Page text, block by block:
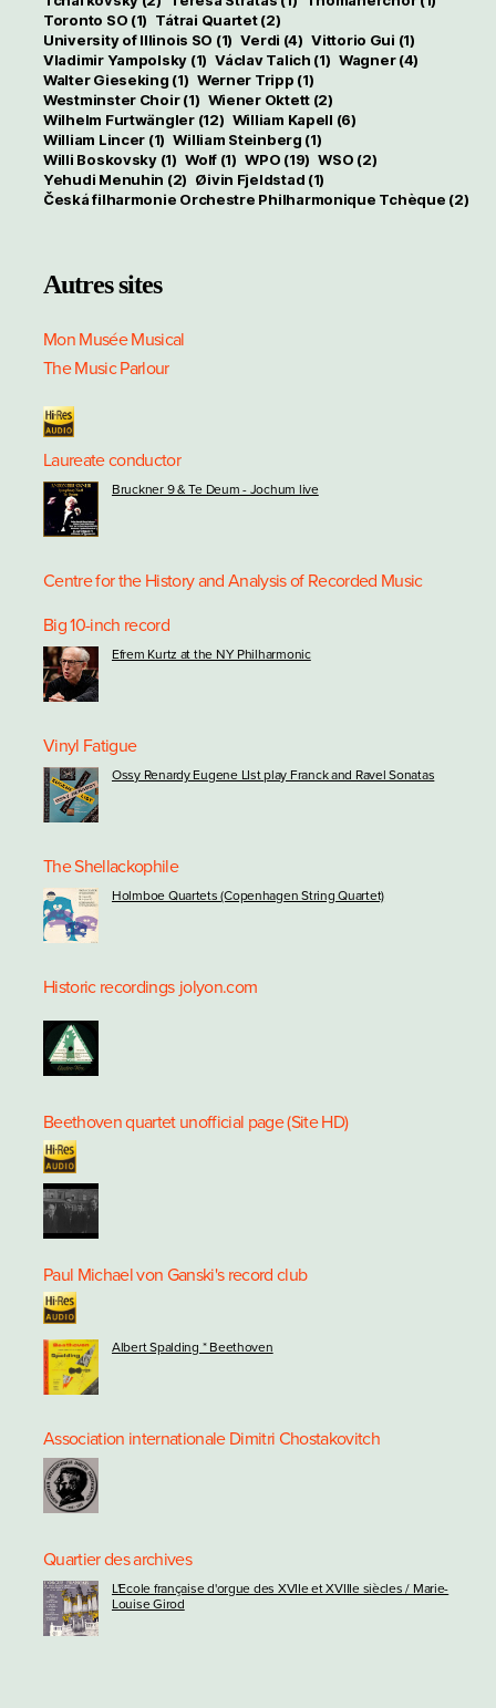
Toronto SO (1) Tátrai Quartet(2)
University of Illinois SO (1) Verdi (4) Vittorio Gui (1)
Vladimir Yampolsky (1) Václav Talich (1) Wagner(4)
Walter Gieseking (1) Werner Tripp (1)
Westminster Choir(1) Wiener Oktett (2)
Wilhelm Furtwängler(12) William Kapell (6)
William Lincer (1) William Steinberg (1)
Willi Boskovsky(1) Wolf(1) WPO (19) WSO (2)
Yehudi Menuhin (2) Øivin Fjeldstad (1)
Česká filharmonie Orchestre Philharmonique Tchèque (2)
Autres sites
Mon Musée Musical
The Music Parlour
Laureate conductor
Bruckner 9 & Te Deum - Jochum live
Centre for the History and Analysis of Recorded Music
Big 10-inch record
Efrem Kurtz at the NY Philharmonic
Vinyl Fatigue
Ossy Renardy Eugene LIst play Franck and Ravel Sonatas
The Shellackophile
Holmboe Quartets (Copenhagen String Quartet)
Historic recordings jolyon.com
Beethoven quartet unofficial page (Site HD)
Paul Michael von Ganski's record club
Albert Spalding * Beethoven
Association internationale Dimitri Chostakovitch
Quartier des archives
L'Ecole française d'orgue des XVIIe et XVIIIe siècles / Marie-
Louise Girod